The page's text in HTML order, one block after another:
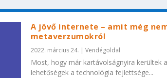
A jövő internete – amit még
metaverzumokról
2022. március 24. | Vendégoldal
Most, hogy már kartávolságnyira kerültek
lehetőségek a technológia fejlettsége...